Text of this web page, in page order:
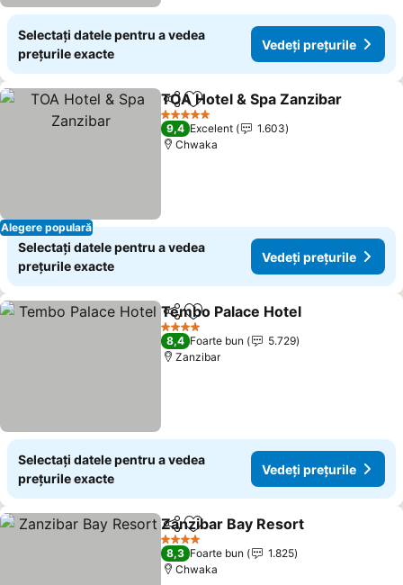
Selectați datele pentru a vedea
prețurile exacte
Vedeți prețurile
Alegere populară
DistribuițiAdăugaţi la favorite
TOA Hotel & Spa Zanzibar
5 Stele
9,4 Excelent
1.603
Chwaka
Selectați datele pentru a vedea
prețurile exacte
Vedeți prețurile
DistribuițiAdăugaţi la favorite
Tembo Palace Hotel
4 Stele
8,4 Foarte bun
5.729
Zanzibar
Selectați datele pentru a vedea
prețurile exacte
Vedeți prețurile
DistribuițiAdăugaţi la favorite
Zanzibar Bay Resort
4 Stele
8,3 Foarte bun
1.825
Chwaka